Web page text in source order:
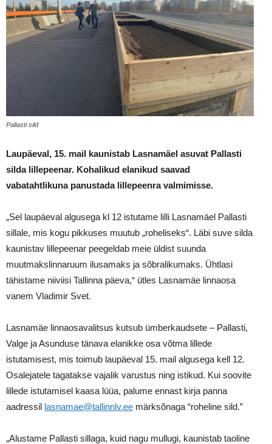
Pallasti sild
Laupäeval, 15. mail kaunistab Lasnamäel asuvat Pallasti
silda lillepeenar. Kohalikud elanikud saavad
vabatahtlikuna panustada lillepeenra valmimisse.
„Sel laupäeval algusega kl 12 istutame lilli Lasnamäel Pallasti
sillale, mis kogu pikkuses muutub „roheliseks“. Läbi suve silda
kaunistav lillepeenar peegeldab meie üldist suunda
muutmakslinnaruum ilusamaks ja sõbralikumaks. Ühtlasi
tähistame niiviisi Tallinna päeva,“ ütles Lasnamäe linnaosa
vanem Vladimir Svet.
Lasnamäe linnaosavalitsus kutsub ümberkaudsete – Pallasti,
Valge ja Asunduse tänava elanikke osa võtma lillede
istutamisest, mis toimub laupäeval 15. mail algusega kell 12.
Osalejatele tagatakse vajalik varustus ning istikud. Kui soovite
lillede istutamisel kaasa lüüa, palume ennast kirja panna
aadressil lasnamae@tallinnlv.ee märksõnaga “roheline sild.”
„Alustame Pallasti sillaga, kuid nagu mullugi, kaunistab taoline